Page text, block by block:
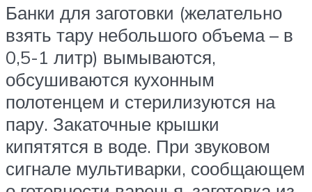
Банки для заготовки (желательно
взять тару небольшого объема – в
0,5-1 литр) вымываются,
обсушиваются кухонным
полотенцем и стерилизуются на
пару. Закаточные крышки
кипятятся в воде. При звуковом
сигнале мультиварки, сообщающем